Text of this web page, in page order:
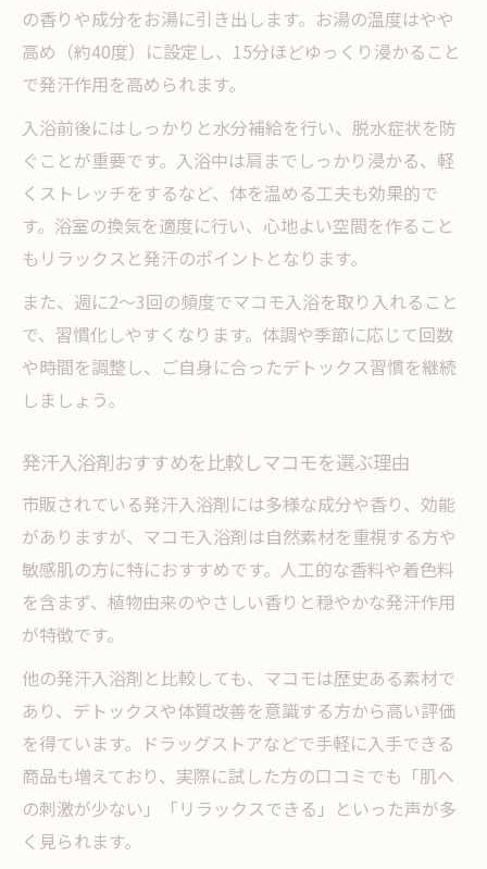
の香りや成分をお湯に引き出します。お湯の温度はやや
高め（約40度）に設定し、15分ほどゆっくり浸かること
で発汗作用を高められます。
入浴前後にはしっかりと水分補給を行い、脱水症状を防
ぐことが重要です。入浴中は肩までしっかり浸かる、軽
くストレッチをするなど、体を温める工夫も効果的で
す。浴室の換気を適度に行い、心地よい空間を作ること
もリラックスと発汗のポイントとなります。
また、週に2～3回の頻度でマコモ入浴を取り入れること
で、習慣化しやすくなります。体調や季節に応じて回数
や時間を調整し、ご自身に合ったデトックス習慣を継続
しましょう。
発汗入浴剤おすすめを比較しマコモを選ぶ理由
市販されている発汗入浴剤には多様な成分や香り、効能
がありますが、マコモ入浴剤は自然素材を重視する方や
敏感肌の方に特におすすめです。人工的な香料や着色料
を含まず、植物由来のやさしい香りと穏やかな発汗作用
が特徴です。
他の発汗入浴剤と比較しても、マコモは歴史ある素材で
あり、デトックスや体質改善を意識する方から高い評価
を得ています。ドラッグストアなどで手軽に入手できる
商品も増えており、実際に試した方の口コミでも「肌へ
の刺激が少ない」「リラックスできる」といった声が多
く見られます。